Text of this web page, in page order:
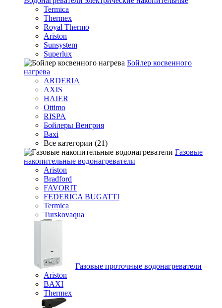
Termica
Thermex
Royal Thermo
Ariston
Sunsystem
Superlux
Бойлер косвенного
нагрева
ARDERIA
AXIS
HAIER
Ottimo
RISPA
Бойлеры Венгрия
Baxi
Все категории (21)
Газовые
накопительные водонагреватели
Ariston
Bradford
FAVORIT
FEDERICA BUGATTI
Termica
Turskovaqua
Газовые проточные водонагреватели
Ariston
BAXI
Thermex